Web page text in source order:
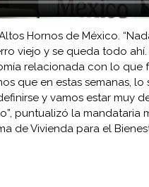
Hornos de México.
viejo y se queda todo ahí.
relacionada con lo que
que en estas semanas, lo
y vamos estar muy
puntualizó la mandataria
de Vivienda para el